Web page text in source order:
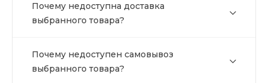
Почему недоступна доставка
выбранного товара?
Почему недоступен самовывоз
выбранного товара?